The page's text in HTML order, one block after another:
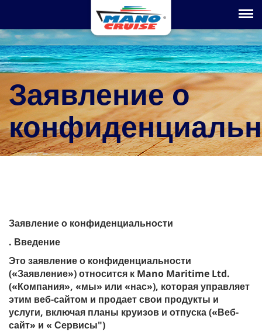
Toggle
Заявление о
Заявление о конфиденциальности
. Введение
Это заявление о конфиденциальности
(«Заявление») относится к Mano Maritime Ltd.
(«Компания», «мы» или «нас»), которая управляет
этим веб-сайтом и продает свои продукты и
услуги, включая планы круизов и отпуска («Веб-
сайт» и « Сервисы")